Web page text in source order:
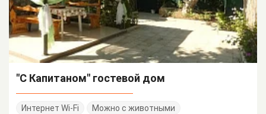
"С Капитаном" гостевой дом
Интернет Wi-Fi
Можно с животными